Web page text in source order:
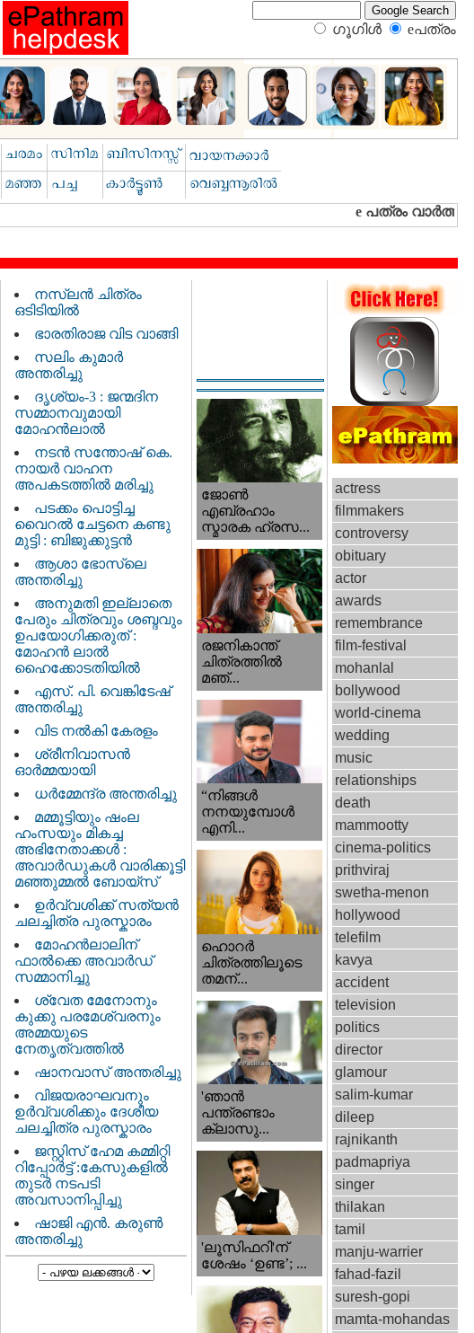
ഗൂഗിള്‍ eപത്രം‍
നസ്‌ലൻ ചിത്രം
ഒടിടിയിൽ
ഭാരതിരാജ വിട വാങ്ങി
സലിം കുമാർ
അന്തരിച്ചു
ദൃശ്യം-3 : ജന്മദിന
സമ്മാനവുമായി
മോഹൻലാൽ
നടന്‍ സന്തോഷ് കെ.
നായര്‍ വാഹന
അപകടത്തില്‍ മരിച്ചു
പടക്കം പൊട്ടിച്ച
വൈറൽ ചേട്ടനെ കണ്ടു
മുട്ടി : ബിജുക്കുട്ടൻ
ആശാ ഭോസ്‌ലെ
അന്തരിച്ചു
അനുമതി ഇല്ലാതെ
പേരും ചിത്രവും ശബ്ദവും
ഉപയോഗിക്കരുത് :
മോഹന്‍ ലാല്‍
ഹൈക്കോടതിയിൽ
എസ്. പി. വെങ്കിടേഷ്
അന്തരിച്ചു
വിട നല്‍കി കേരളം
ശ്രീനിവാസന്‍
ഓര്‍മ്മയായി
ധര്‍മ്മേന്ദ്ര അന്തരിച്ചു
മമ്മൂട്ടിയും ഷംല
ഹംസയും മികച്ച
അഭിനേതാക്കൾ :
അവാർഡുകൾ വാരിക്കൂട്ടി
മഞ്ഞുമ്മൽ ബോയ്സ്
ഉർവ്വശിക്ക് സത്യൻ
ചലച്ചിത്ര പുരസ്കാരം
മോഹൻലാലിന്
ഫാല്‍ക്കെ അവാര്‍ഡ്
സമ്മാനിച്ചു
ശ്വേത മേനോനും
കുക്കു പരമേശ്വരനും
അമ്മയുടെ
നേതൃത്വത്തിൽ
ഷാനവാസ് അന്തരിച്ചു
വിജയരാഘവനും
ഉര്‍വ്വശിക്കും ദേശീയ
ചലച്ചിത്ര പുരസ്കാരം
ജസ്റ്റിസ്‌ ഹേമ കമ്മിറ്റി
റിപ്പോർട്ട് : കേസുകളിൽ
തുടർ നടപടി
അവസാനിപ്പിച്ചു
ഷാജി എൻ. കരുൺ
അന്തരിച്ചു
ജോണ്‍
എബ്രഹാം
സ്മാരക ഹ്രസ...
രജനികാന്ത്
ചിത്രത്തിൽ
മഞ്...
“നിങ്ങള്‍
നനയുമ്പോള്‍
എനി...
ഹൊറര്‍
ചിത്രത്തിലൂടെ
തമന്...
'ഞാന്‍
പന്ത്രണ്ടാം
ക്ലാസു...
'ലൂസിഫറി'ന്
ശേഷം ‘ഉണ്ട’; ...
actress
filmmakers
controversy
obituary
actor
awards
remembrance
film-festival
mohanlal
bollywood
world-cinema
wedding
music
relationships
death
mammootty
cinema-politics
prithviraj
swetha-menon
hollywood
telefilm
kavya
accident
television
politics
director
glamour
salim-kumar
dileep
rajnikanth
padmapriya
singer
thilakan
tamil
manju-warrier
fahad-fazil
suresh-gopi
mamta-mohandas